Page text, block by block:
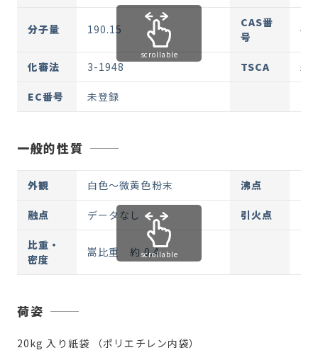
分子量 190.15
CAS番
号
化審法 3-1948 TSCA 未
EC番号 未登録
scrollable
一般的性質
外観 白色～微黄色粉末 沸点
融点 データなし 引火点
比重・
密度
嵩比重 約 0.4scrollable
荷姿
20kg 入り紙袋 （ポリエチレン内袋）